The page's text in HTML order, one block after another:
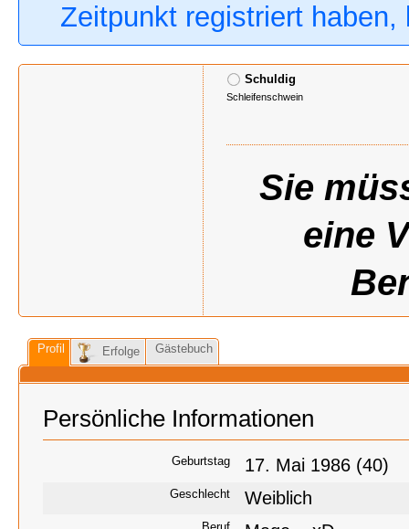
Zeitpunkt registriert
Schuldig
Schleifenschwein
Sie
eine
Profil Erfolge Gästebuch
Persönliche Informationen
Geburtstag 17. Mai 1986 (40)
Geschlecht Weiblich